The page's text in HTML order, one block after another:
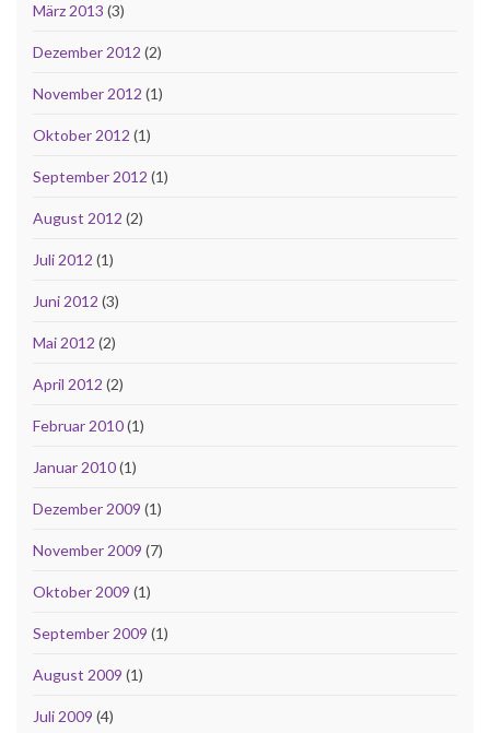
März 2013 (3)
Dezember 2012 (2)
November 2012 (1)
Oktober 2012 (1)
September 2012 (1)
August 2012 (2)
Juli 2012 (1)
Juni 2012 (3)
Mai 2012 (2)
April 2012 (2)
Februar 2010(1)
Januar 2010(1)
Dezember 2009 (1)
November 2009 (7)
Oktober 2009 (1)
September 2009 (1)
August 2009 (1)
Juli 2009 (4)